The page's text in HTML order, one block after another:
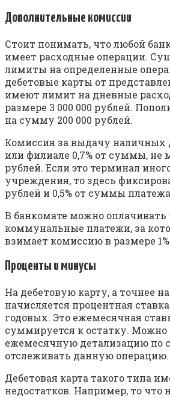
Дополнительные комиссии
Стоит понимать, что любой
имеет расходные операции.
лимиты на определенные
дебетовые карты от
имеют лимит на дневные
размере 3 000 000 рублей.
на сумму 200 000 рублей.
Комиссия за выдачу наличных
или филиале 0,7% от суммы, не
рублей. Если это терминал
учреждения, то здесь
рублей и 0,5% от суммы
В банкомате можно оплачивать
коммунальные платежи, за
взимает комиссию в размере
Проценты и минусы
На дебетовую карту, а точнее
начисляется процентная ставка
годовых. Это ежемесячная
суммируется к остатку. Можно
ежемесячную детализацию по
отслеживать данную операцию.
Дебетовая карта такого типа
недостатков. Например, то что